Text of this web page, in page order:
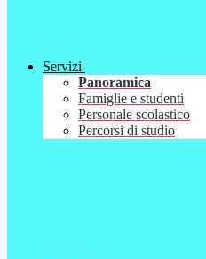
Servizi
Panoramica
Famiglie e studenti
Personale scolastico
Percorsi di studio